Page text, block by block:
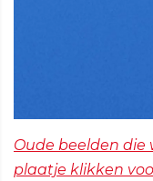
Oude beelden die
plaatje klikken